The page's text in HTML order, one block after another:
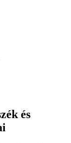
és